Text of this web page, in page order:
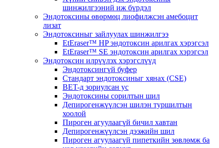
шинжилгээний иж бүрдэл
Эндотоксины өвөрмөц лиофилжсэн амебоцит
лизат
Эндотоксиныг зайлуулах шинжилгээ
EtEraser™ HP эндотоксин арилгах хэрэгсэл
EtEraser™ SE эндотоксин арилгах хэрэгсэл
Эндотоксин илрүүлэх хэрэгслүүд
Эндотоксингүй буфер
Стандарт эндотоксиныг хянах (CSE)
BET-д зориулсан ус
Эндотоксины сорилтын шил
Депирогенжүүлсэн шилэн туршилтын
хоолой
Пироген агуулаагүй бичил хавтан
Депирогенжүүлсэн дээжийн шил
Пироген агуулаагүй пипеткийн зөвлөмж ба